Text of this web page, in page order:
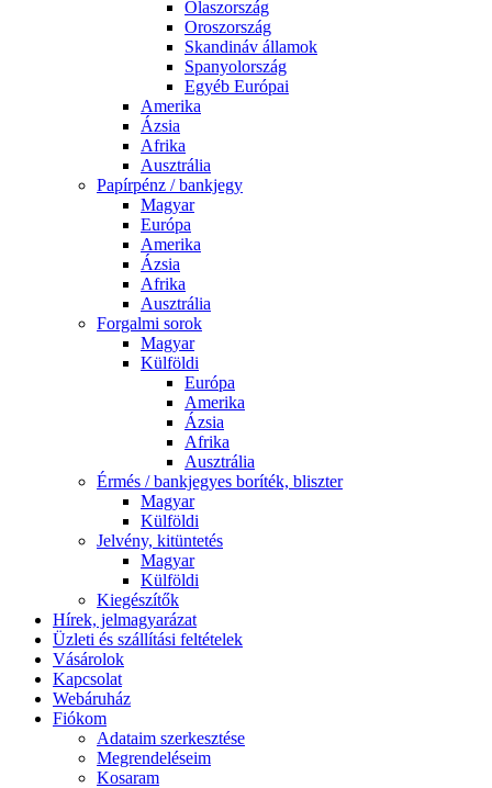
Olaszország
Oroszország
Skandináv államok
Spanyolország
Egyéb Európai
Amerika
Ázsia
Afrika
Ausztrália
Papírpénz / bankjegy
Magyar
Európa
Amerika
Ázsia
Afrika
Ausztrália
Forgalmi sorok
Magyar
Külföldi
Európa
Amerika
Ázsia
Afrika
Ausztrália
Érmés / bankjegyes boríték, bliszter
Magyar
Külföldi
Jelvény, kitüntetés
Magyar
Külföldi
Kiegészítők
Hírek, jelmagyarázat
Üzleti és szállítási feltételek
Vásárolok
Kapcsolat
Webáruház
Fiókom
Adataim szerkesztése
Megrendeléseim
Kosaram